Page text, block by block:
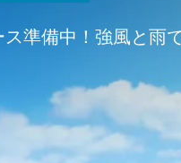
ス準備中！強風と雨